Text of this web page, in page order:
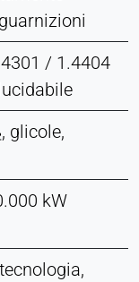
/ 1.4404
glicole,
kW